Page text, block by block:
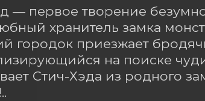
— первое творение
хранитель замка
городок приезжает
на поиске
Стич-Хэда из родного